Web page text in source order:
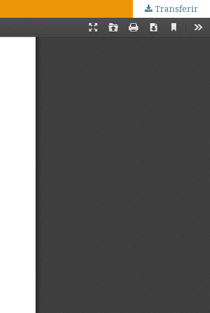
Transferir